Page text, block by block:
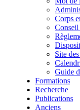
Corps
Site
Guide
Formations
Recherche
Publications
Anciens